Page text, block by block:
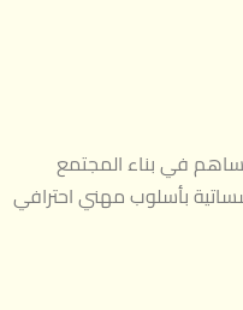
تساهم في بناء المجتمع
بأسلوب مهني احترافي